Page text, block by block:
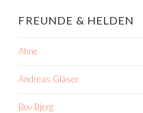
FREUNDE & HELDEN
Ahne
Andreas Gläser
Bov Bjerg